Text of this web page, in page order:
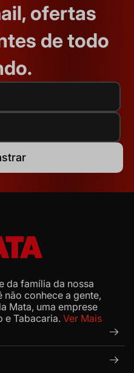
ofertas
de todo
da família da nossa
não conhece a gente,
Mata, uma emprese
e Tabacaria. Ver Mais